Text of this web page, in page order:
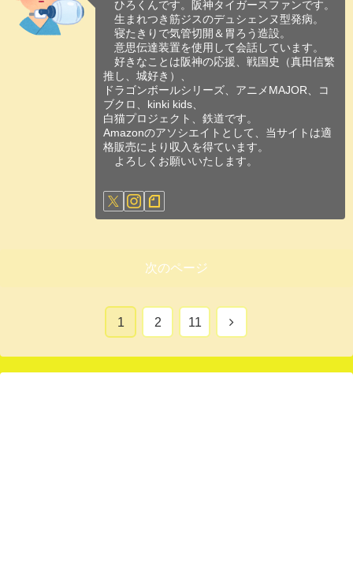
ひろくんです。阪神タイガースファンです。
生まれつき筋ジスのデュシェンヌ型発病。
寝たきりで気管切開＆胃ろう造設。
意思伝達装置を使用して会話しています。
好きなことは阪神の応援、戦国史（真田信繁
推し、城好き）、
ドラゴンボールシリーズ、アニメMAJOR、コ
ブクロ、kinki kids、
白猫プロジェクト、鉄道です。
Amazonのアソシエイトとして、当サイトは適
格販売により収入を得ています。
よろしくお願いいたします。
次のページ
1 2 11 次